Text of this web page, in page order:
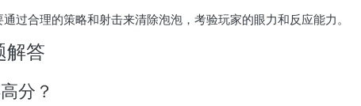
过合理的策略和射击来清除泡泡，考验玩家的眼力和反应能力。
解答
分？